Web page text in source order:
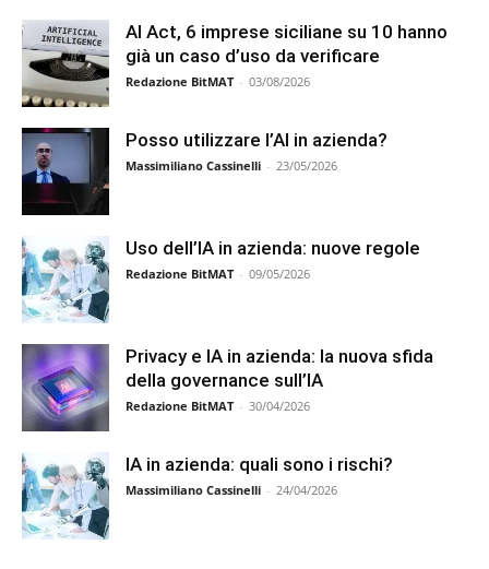
AI Act, 6 imprese siciliane su 10 hanno
già un caso d’uso da verificare
Redazione BitMAT - 03/08/2026
Posso utilizzare l’AI in azienda?
Massimiliano Cassinelli - 23/05/2026
Uso dell’IA in azienda: nuove regole
Redazione BitMAT - 09/05/2026
Privacy e IA in azienda: la nuova sfida
della governance sull’IA
Redazione BitMAT - 30/04/2026
IA in azienda: quali sono i rischi?
Massimiliano Cassinelli - 24/04/2026